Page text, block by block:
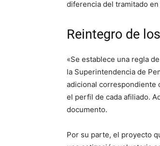
diferencia del tramitado
Reintegro de
«Se establece una regla
la Superintendencia de
adicional correspondiente
el perfil de cada afiliado.
documento.
Por su parte, el proyecto